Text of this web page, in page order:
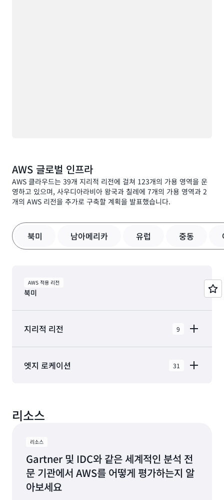
AWS 글로벌 인프라
AWS 클라우드는 39개 지리적 리전에 걸쳐 123개의 가용 영역을 운
영하고 있으며, 사우디아라비아 왕국과 칠레에 7개의 가용 영역과 2
개의 AWS 리전을 추가로 구축할 계획을 발표했습니다.
북미 남아메리카 유럽 중동
AWS 적용 리전
북미
지리적 리전 9
캐나다 서부(캘거리)
미국 서부(캘리포니아 북부)
미국 동부(버지니아 북부)
미국 동부(오하이오)
엣지 로케이션 31
에 있는 31 가용 영역이 포함되어 있습니다.
애틀랜타, 조지아
보스턴, 매사추세츠
시카고, 일리노이
뉴어크, 뉴저지
팔로알토, 캘리포니아
리소스
리소스
Gartner 및 IDC와 같은 세계적인 분석 전
문 기관에서 AWS를 어떻게 평가하는지 알
아보세요